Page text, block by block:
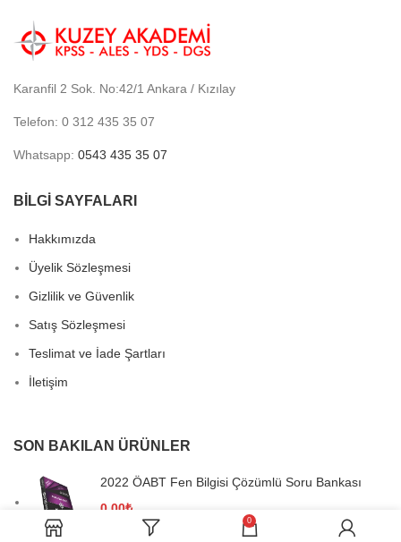
Karanfil 2 Sok. No:42/1 Ankara / Kızılay
Telefon: 0 312 435 35 07
Whatsapp: 0543 435 35 07
BİLGİ SAYFALARI
Hakkımızda
Üyelik Sözleşmesi
Gizlilik ve Güvenlik
Satış Sözleşmesi
Teslimat ve İade Şartları
İletişim
SON BAKILAN ÜRÜNLER
2022 ÖABT Fen Bilgisi Çözümlü Soru Bankası
0,00₺
0